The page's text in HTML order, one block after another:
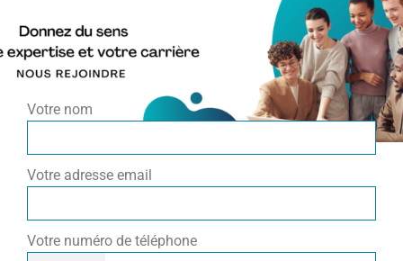
Votre nom
Votre adresse email
Votre numéro de téléphone